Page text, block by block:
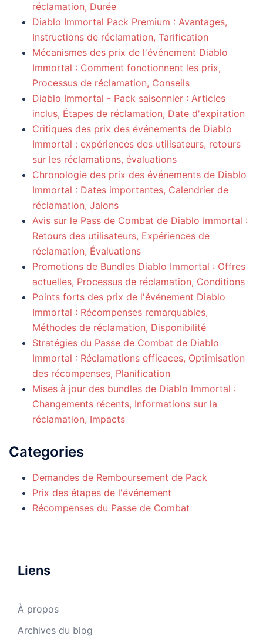
réclamation, Durée
Diablo Immortal Pack Premium : Avantages,
Instructions de réclamation, Tarification
Mécanismes des prix de l'événement Diablo
Immortal : Comment fonctionnent les prix,
Processus de réclamation, Conseils
Diablo Immortal - Pack saisonnier : Articles
inclus, Étapes de réclamation, Date d'expiration
Critiques des prix des événements de Diablo
Immortal : expériences des utilisateurs, retours
sur les réclamations, évaluations
Chronologie des prix des événements de Diablo
Immortal : Dates importantes, Calendrier de
réclamation, Jalons
Avis sur le Pass de Combat de Diablo Immortal :
Retours des utilisateurs, Expériences de
réclamation, Évaluations
Promotions de Bundles Diablo Immortal : Offres
actuelles, Processus de réclamation, Conditions
Points forts des prix de l'événement Diablo
Immortal : Récompenses remarquables,
Méthodes de réclamation, Disponibilité
Stratégies du Passe de Combat de Diablo
Immortal : Réclamations efficaces, Optimisation
des récompenses, Planification
Mises à jour des bundles de Diablo Immortal :
Changements récents, Informations sur la
réclamation, Impacts
Categories
Demandes de Remboursement de Pack
Prix des étapes de l'événement
Récompenses du Passe de Combat
Liens
À propos
Archives du blog